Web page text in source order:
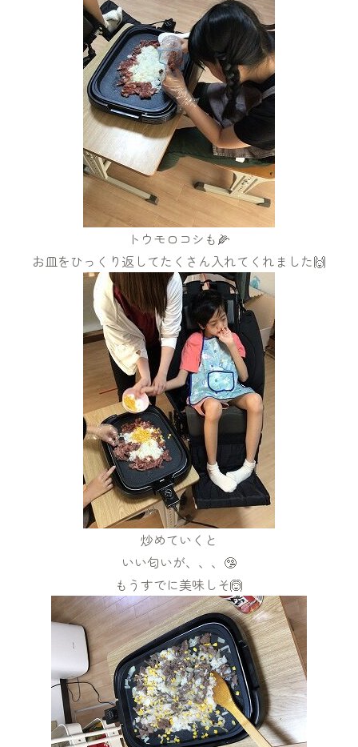
トウモロコシも🌽
お皿をひっくり返してたくさん入れてくれました🙌
炒めていくと
いい匂いが、、、🤥
もうすでに美味しそ🙆